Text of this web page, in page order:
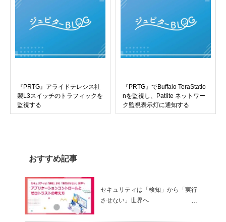
『PRTG』アライドテレシス社
製L3スイッチのトラフィックを
監視する
『PRTG』でBuffalo TeraStatio
nを監視し、Patlite ネットワー
ク監視表示灯に通知する
おすすめ記事
セキュリティは「検知」から「実行
させない」世界へ